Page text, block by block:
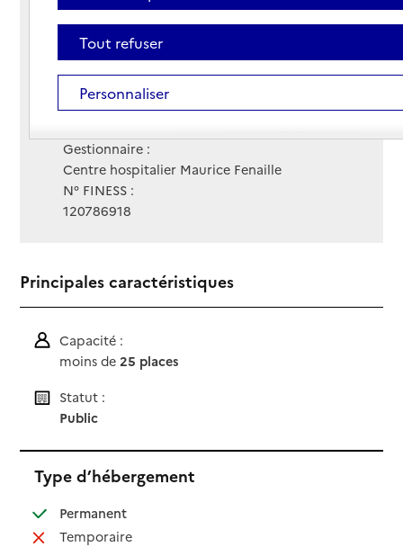
Engayresque
12520 - Verrières
Voir itinéraire
Téléphone :
05 65 70 22 00
Contact
Contact
Gestionnaire :
Centre hospitalier Maurice Fenaille
N° FINESS :
120786918
Principales caractéristiques
Capacité :
moins de25 places
Statut :
Public
Type d’hébergement
Permanent: disponible
Temporaire: non disponible
Tout refuser
Personnaliser